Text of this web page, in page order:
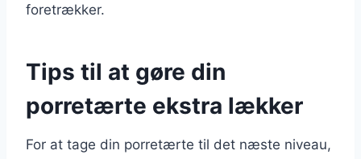
foretrækker.
Tips til at gøre din
porretærte ekstra lækker
For at tage din porretærte til det næste niveau,